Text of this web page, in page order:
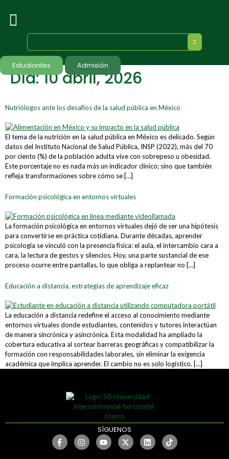
Estudiantes Admisión
Día:10 abril, 2026
Nutriólogos ante los desafíos de la salud pública en México
El tema de la nutrición en la salud pública en México es delicado. Según
datos del Instituto Nacional de Salud Pública, INSP (2022), más del 70
por ciento (%) de la población adulta vive con sobrepeso u obesidad.
Este porcentaje no es nada más un indicador clínico; sino que también
refleja transformaciones sobre cómo se […]
Formación psicológica en entornos virtuales
La formación psicológica en entornos virtuales dejó de ser una hipótesis
para convertirse en práctica cotidiana. Durante décadas, aprender
psicología se vinculó con la presencia física: el aula, el intercambio cara a
cara, la lectura de gestos y silencios. Hoy, una parte sustancial de ese
proceso ocurre entre pantallas, lo que obliga a replantear no […]
Educación a distancia, estrategias de aprendizaje eficaz
La educación a distancia redefine el acceso al conocimiento mediante
entornos virtuales donde estudiantes, contenidos y tutores interactúan
de manera sincrónica y asincrónica. Esta modalidad ha ampliado la
cobertura educativa al sortear barreras geográficas y compatibilizar la
formación con responsabilidades laborales, sin eliminar la exigencia
académica que implica aprender. El cambio no es solo logístico. […]
SÍGUENOS